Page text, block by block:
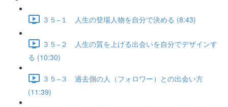
３５−１ 人生の登場人物を自分で決める (8:43)
３５−２ 人生の質を上げる出会いを自分でデザインす
る (10:30)
３５−３ 過去側の人（フォロワー）との出会い方
(11:39)